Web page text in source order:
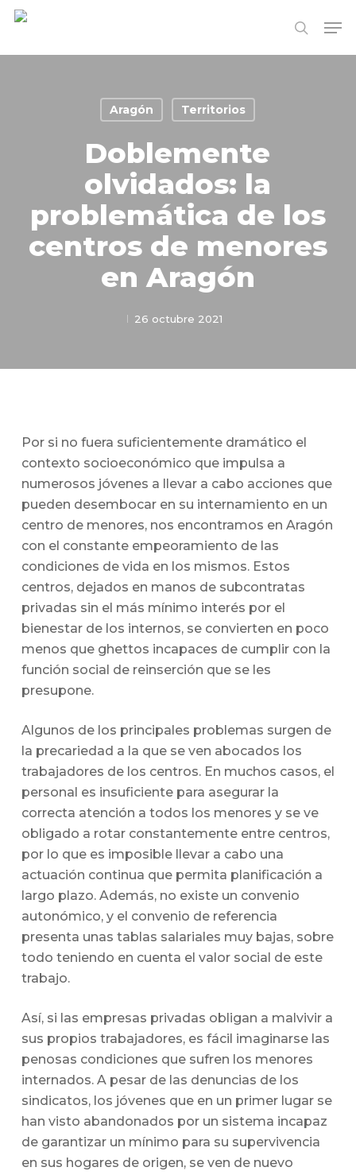
Skip
search
Aragón Territorios
Doblemente
olvidados: la
problemática de los
centros de menores
en Aragón
26 octubre 2021
Por si no fuera suficientemente dramático el
contexto socioeconómico que impulsa a
numerosos jóvenes a llevar a cabo acciones que
pueden desembocar en su internamiento en un
centro de menores, nos encontramos en Aragón
con el constante empeoramiento de las
condiciones de vida en los mismos. Estos
centros, dejados en manos de subcontratas
privadas sin el más mínimo interés por el
bienestar de los internos, se convierten en poco
menos que ghettos incapaces de cumplir con la
función social de reinserción que se les
presupone.
Algunos de los principales problemas surgen de
la precariedad a la que se ven abocados los
trabajadores de los centros. En muchos casos, el
personal es insuficiente para asegurar la
correcta atención a todos los menores y se ve
obligado a rotar constantemente entre centros,
por lo que es imposible llevar a cabo una
actuación continua que permita planificación a
largo plazo. Además, no existe un convenio
autonómico, y el convenio de referencia
presenta unas tablas salariales muy bajas, sobre
todo teniendo en cuenta el valor social de este
trabajo.
Así, si las empresas privadas obligan a malvivir a
sus propios trabajadores, es fácil imaginarse las
penosas condiciones que sufren los menores
internados. A pesar de las denuncias de los
sindicatos, los jóvenes que en un primer lugar se
han visto abandonados por un sistema incapaz
de garantizar un mínimo para su supervivencia
en sus hogares de origen, se ven de nuevo